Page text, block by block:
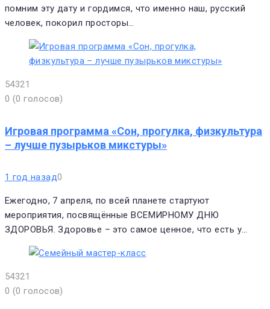
помним эту дату и гордимся, что именно наш, русский
человек, покорил просторы…
54321
0 (0 голосов)
Игровая программа «Сон, прогулка, физкультура
– лучше пузырьков микстуры»
1 год назад0
Ежегодно, 7 апреля, по всей планете стартуют
мероприятия, посвящённые ВСЕМИРНОМУ ДНЮ
ЗДОРОВЬЯ. Здоровье – это самое ценное, что есть у…
54321
0 (0 голосов)